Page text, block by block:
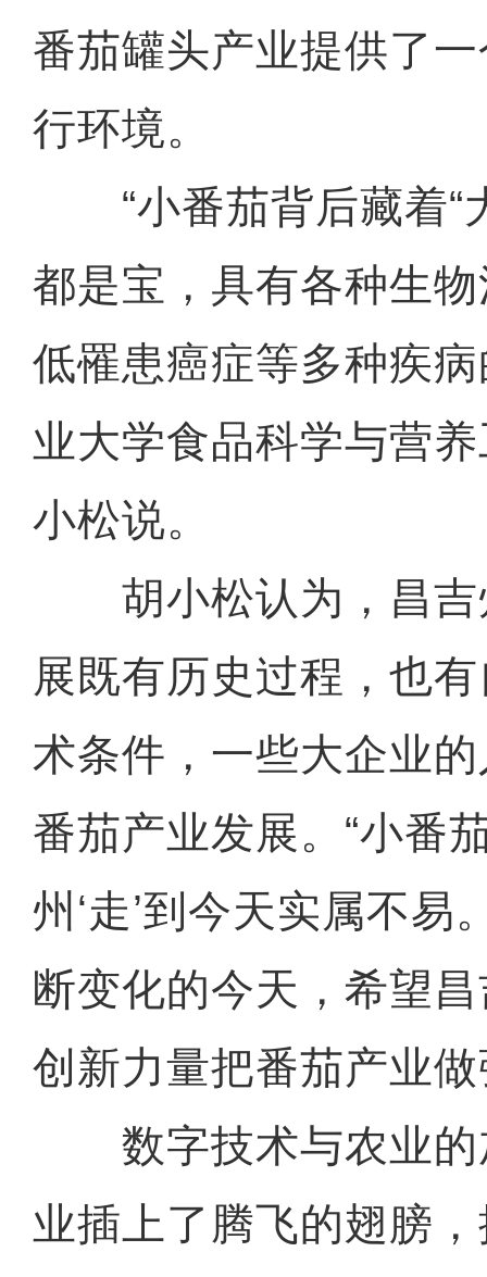
番茄罐头产业提供了
行环境。
“小番茄背后藏着“
都是宝，具有各种生
低罹患癌症等多种疾
业大学食品科学与营
小松说。
胡小松认为，昌吉
展既有历史过程，也
术条件，一些大企业
番茄产业发展。“小番
州‘走’到今天实属不易
断变化的今天，希望
创新力量把番茄产业做
数字技术与农业的
业插上了腾飞的翅膀